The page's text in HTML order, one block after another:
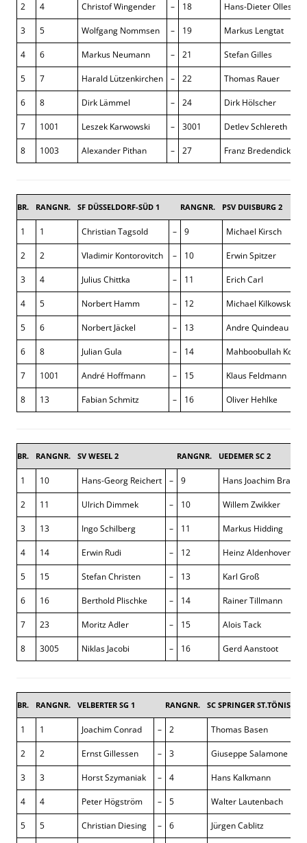
2 4 Christof Wingender – 18 Hans-Dieter Ollesch
3 5 Wolfgang Nommsen – 19 Markus Lengtat
4 6 Markus Neumann – 21 Stefan Gilles
5 7 Harald Lützenkirchen – 22 Thomas Rauer
6 8 Dirk Lämmel – 24 Dirk Hölscher
7 1001 Leszek Karwowski – 3001 Detlev Schlereth
8 1003 Alexander Pithan – 27 Franz Bredendick
BR. RANGNR. SF DÜSSELDORF-SÜD 1 RANGNR. PSV DUISBURG 2
1 1 Christian Tagsold – 9 Michael Kirsch
2 2 Vladimir Kontorovitch – 10 Erwin Spitzer
3 4 Julius Chittka – 11 Erich Carl
4 5 Norbert Hamm – 12 Michael Kilkowski
5 6 Norbert Jäckel – 13 Andre Quindeau
6 8 Julian Gula – 14 Mahboobullah
7 1001 André Hoffmann – 15 Klaus Feldmann
8 13 Fabian Schmitz – 16 Oliver Hehlke
BR. RANGNR. SV WESEL 2 RANGNR. UEDEMER SC 2
1 10 Hans-Georg Reichert – 9 Hans Joachim
2 11 Ulrich Dimmek – 10 Willem Zwikker
3 13 Ingo Schilberg – 11 Markus Hidding
4 14 Erwin Rudi – 12 Heinz Aldenhoven
5 15 Stefan Christen – 13 Karl Groß
6 16 Berthold Plischke – 14 Rainer Tillmann
7 23 Moritz Adler – 15 Alois Tack
8 3005 Niklas Jacobi – 16 Gerd Aanstoot
BR. RANGNR. VELBERTER SG 1 RANGNR. SC SPRINGER ST.TÖNIS 1
1 1 Joachim Conrad – 2 Thomas Basen
2 2 Ernst Gillessen – 3 Giuseppe Salamone
3 3 Horst Szymaniak – 4 Hans Kalkmann
4 4 Peter Högström – 5 Walter Lautenbach
5 5 Christian Diesing – 6 Jürgen Cablitz